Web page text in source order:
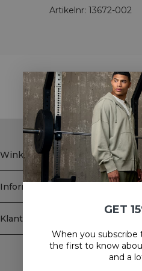
Artikelnr: 13672-002
STYLE
Winkel
Informatie
Klantenservice
Schrijf je voor onze
GET
When you
the first to know
and a